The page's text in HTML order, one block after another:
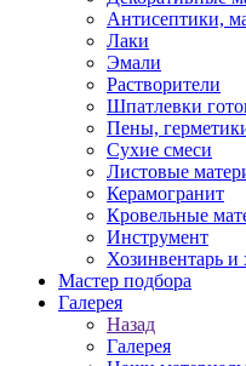
Антисептики,
Лаки
Эмали
Растворители
Шпатлевки
Пены,
Сухие смеси
Листовые
Керамогранит
Кровельные
Инструмент
Хозинвентарь и
Мастер подбора
Галерея
Назад
Галерея